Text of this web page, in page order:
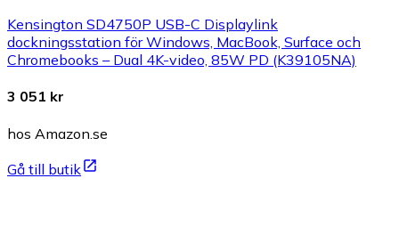
Kensington SD4750P USB-C Displaylink
dockningsstation för Windows, MacBook, Surface och
Chromebooks – Dual 4K-video, 85W PD (K39105NA)
3 051 kr
hos Amazon.se
Gå till butik